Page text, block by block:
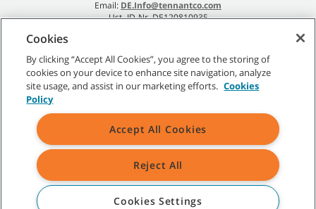
Email: DE.Info@tennantco.com
Ust.-ID-Nr. DE120810935
Datenschutzrichtlinie
Sitemap Nutzungsbedingungen
Verkaufsbedingungen
Alle angegebenen Tennant-Marken und -Logos sind Eigentum der
Tennant Company und/oder ihrer verbundenen Unternehmen oder
Cookies
By clicking “Accept All Cookies”, you agree to the storing of
cookies on your device to enhance site navigation, analyze
site usage, and assist in our marketing efforts. Cookies
Policy
Accept All Cookies
Reject All
Cookies Settings